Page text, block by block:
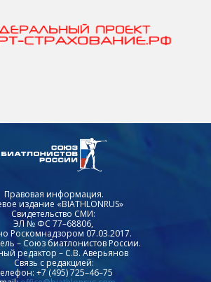
Правовая информация.
издание «BIATHLONRUS»
Свидетельство СМИ:
ЭЛ № ФС 77–68806,
Роскомнадзором 07.03.2017.
– Союз биатлонистов России.
редактор – С.В. Аверьянов
Связь с редакцией:
+7 (495) 725–46–75